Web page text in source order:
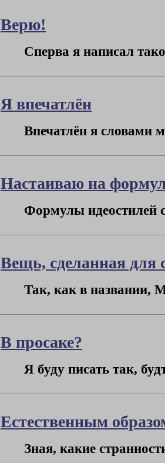
Верю!
Сперва я написал
Я впечатлён
Впечатлён я словами
Настаиваю на
Формулы идеостилей
Вещь, сделанная для
Так, как в названии,
В просаке?
Я буду писать так,
Естественным
Зная, какие